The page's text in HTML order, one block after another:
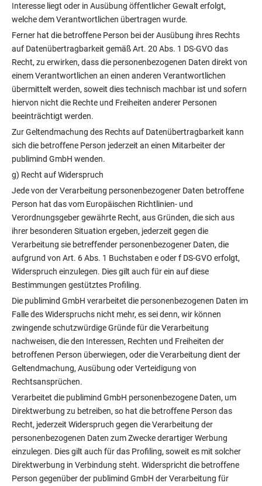
Interesse liegt oder in Ausübung öffentlicher Gewalt erfolgt,
welche dem Verantwortlichen übertragen wurde.
Ferner hat die betroffene Person bei der Ausübung ihres Rechts
auf Datenübertragbarkeit gemäß Art. 20 Abs. 1 DS-GVO das
Recht, zu erwirken, dass die personenbezogenen Daten direkt von
einem Verantwortlichen an einen anderen Verantwortlichen
übermittelt werden, soweit dies technisch machbar ist und sofern
hiervon nicht die Rechte und Freiheiten anderer Personen
beeinträchtigt werden.
Zur Geltendmachung des Rechts auf Datenübertragbarkeit kann
sich die betroffene Person jederzeit an einen Mitarbeiter der
publimind GmbH wenden.
g) Recht auf Widerspruch
Jede von der Verarbeitung personenbezogener Daten betroffene
Person hat das vom Europäischen Richtlinien- und
Verordnungsgeber gewährte Recht, aus Gründen, die sich aus
ihrer besonderen Situation ergeben, jederzeit gegen die
Verarbeitung sie betreffender personenbezogener Daten, die
aufgrund von Art. 6 Abs. 1 Buchstaben e oder f DS-GVO erfolgt,
Widerspruch einzulegen. Dies gilt auch für ein auf diese
Bestimmungen gestütztes Profiling.
Die publimind GmbH verarbeitet die personenbezogenen Daten im
Falle des Widerspruchs nicht mehr, es sei denn, wir können
zwingende schutzwürdige Gründe für die Verarbeitung
nachweisen, die den Interessen, Rechten und Freiheiten der
betroffenen Person überwiegen, oder die Verarbeitung dient der
Geltendmachung, Ausübung oder Verteidigung von
Rechtsansprüchen.
Verarbeitet die publimind GmbH personenbezogene Daten, um
Direktwerbung zu betreiben, so hat die betroffene Person das
Recht, jederzeit Widerspruch gegen die Verarbeitung der
personenbezogenen Daten zum Zwecke derartiger Werbung
einzulegen. Dies gilt auch für das Profiling, soweit es mit solcher
Direktwerbung in Verbindung steht. Widerspricht die betroffene
Person gegenüber der publimind GmbH der Verarbeitung für